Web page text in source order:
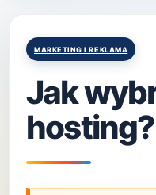
Posted
MARKETING I REKLAMA
Jak
hosting?